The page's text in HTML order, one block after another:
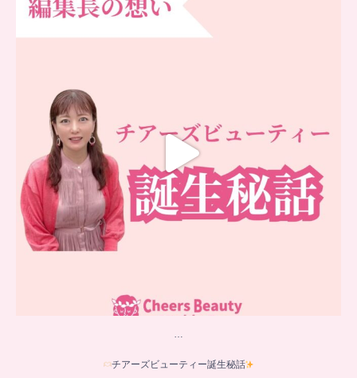
チアーズビューティー誕生秘話
…
チアーズビューティー誕生秘話